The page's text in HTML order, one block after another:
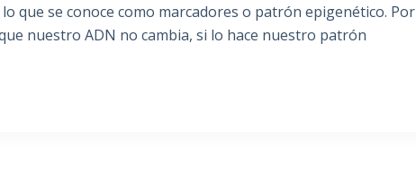
que se conoce como marcadores o patrón epigenético. Por
nuestro ADN no cambia, si lo hace nuestro patrón